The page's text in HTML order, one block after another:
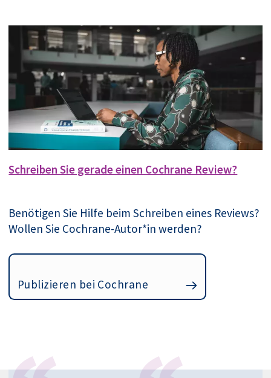
Schreiben Sie gerade einen Cochrane Review?
Benötigen Sie Hilfe beim Schreiben eines Reviews?
Wollen Sie Cochrane-Autor*in werden?
Publizieren bei Cochrane